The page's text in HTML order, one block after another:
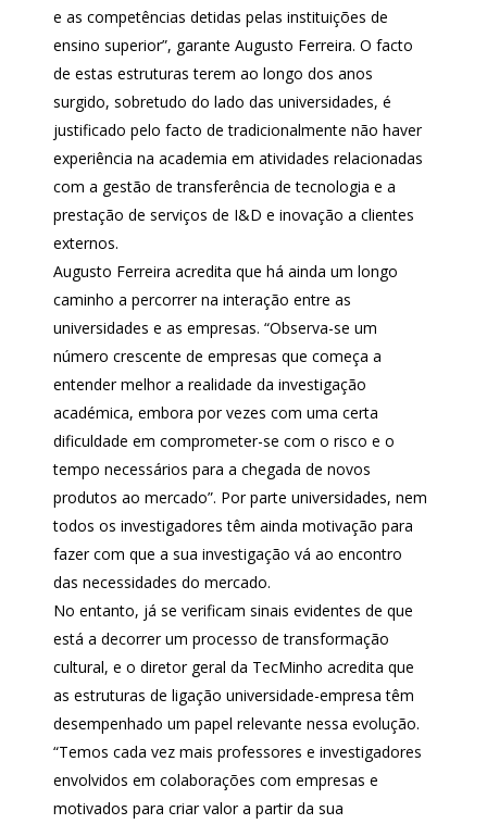
e as competências detidas pelas instituições de
ensino superior”, garante Augusto Ferreira. O facto
de estas estruturas terem ao longo dos anos
surgido, sobretudo do lado das universidades, é
justificado pelo facto de tradicionalmente não haver
experiência na academia em atividades relacionadas
com a gestão de transferência de tecnologia e a
prestação de serviços de I&D e inovação a clientes
externos.
Augusto Ferreira acredita que há ainda um longo
caminho a percorrer na interação entre as
universidades e as empresas. “Observa-se um
número crescente de empresas que começa a
entender melhor a realidade da investigação
académica, embora por vezes com uma certa
dificuldade em comprometer-se com o risco e o
tempo necessários para a chegada de novos
produtos ao mercado”. Por parte universidades, nem
todos os investigadores têm ainda motivação para
fazer com que a sua investigação vá ao encontro
das necessidades do mercado.
No entanto, já se verificam sinais evidentes de que
está a decorrer um processo de transformação
cultural, e o diretor geral da TecMinho acredita que
as estruturas de ligação universidade-empresa têm
desempenhado um papel relevante nessa evolução.
“Temos cada vez mais professores e investigadores
envolvidos em colaborações com empresas e
motivados para criar valor a partir da sua